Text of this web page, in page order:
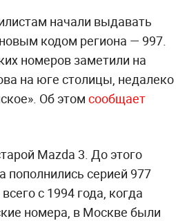
начали выдавать
кодом региона — 997.
номеров заметили на
на юге столицы, недалеко
Об этом сообщает
Mazda 3. До этого
пополнились серией 977
с 1994 года, когда
номера, в Москве были